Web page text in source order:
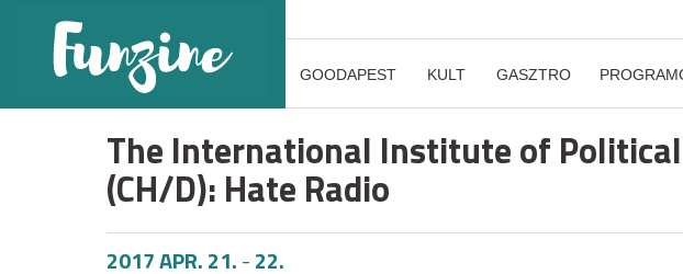
GOODAPEST KULT GASZTRO
The International Institute of
(CH/D): Hate Radio
2017 APR. 21.-22.